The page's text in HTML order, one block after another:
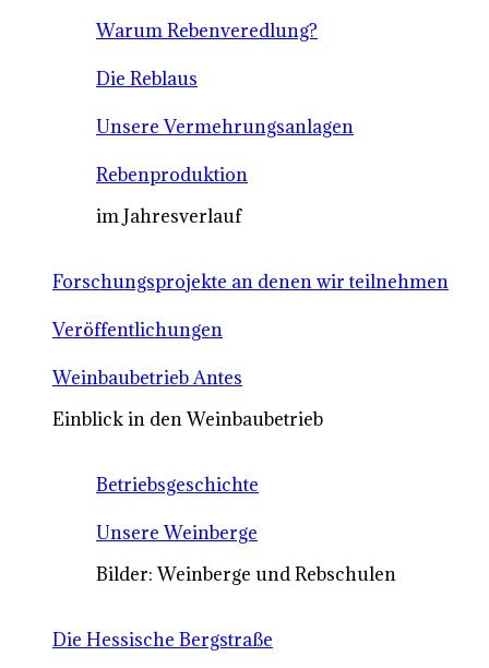
Warum Rebenveredlung?
Die Reblaus
Unsere Vermehrungsanlagen
Rebenproduktion
im Jahresverlauf
Forschungsprojekte an denen wir teilnehmen
Veröffentlichungen
Weinbaubetrieb Antes
Einblick in den Weinbaubetrieb
Betriebsgeschichte
Unsere Weinberge
Bilder: Weinberge und Rebschulen
Die Hessische Bergstraße